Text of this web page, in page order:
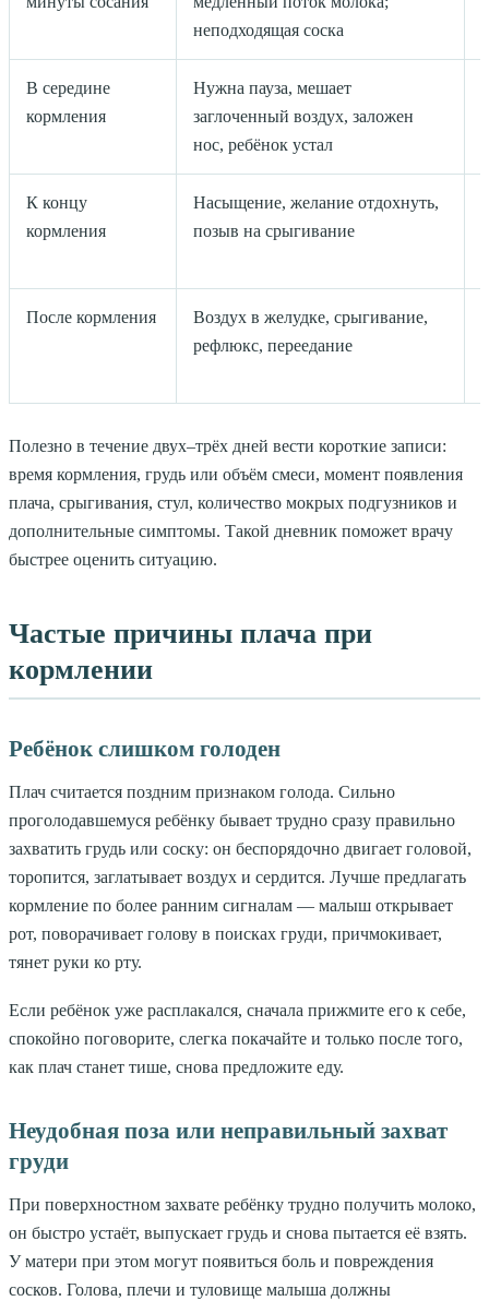
неподходящая соска
В середине
кормления
Нужна пауза, мешает
заглоченный воздух, заложен
нос, ребёнок устал
К концу
кормления
Насыщение, желание отдохнуть,
позыв на срыгивание
После кормления
Воздух в желудке, срыгивание,
рефлюкс, переедание
Полезно в течение двух–трёх дней вести короткие записи:
время кормления, грудь или объём смеси, момент появления
плача, срыгивания, стул, количество мокрых подгузников и
дополнительные симптомы. Такой дневник поможет врачу
быстрее оценить ситуацию.
Частые причины плача при
кормлении
Ребёнок слишком голоден
Плач считается поздним признаком голода. Сильно
проголодавшемуся ребёнку бывает трудно сразу правильно
захватить грудь или соску: он беспорядочно двигает головой,
торопится, заглатывает воздух и сердится. Лучше предлагать
кормление по более ранним сигналам — малыш открывает
рот, поворачивает голову в поисках груди, причмокивает,
тянет руки ко рту.
Если ребёнок уже расплакался, сначала прижмите его к себе,
спокойно поговорите, слегка покачайте и только после того,
как плач станет тише, снова предложите еду.
Неудобная поза или неправильный захват
груди
При поверхностном захвате ребёнку трудно получить молоко,
он быстро устаёт, выпускает грудь и снова пытается её взять.
У матери при этом могут появиться боль и повреждения
сосков. Голова, плечи и туловище малыша должны